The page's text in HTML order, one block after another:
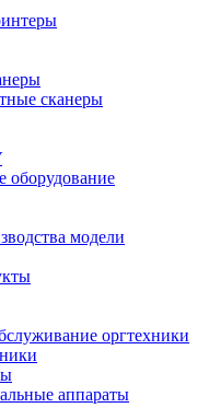
сканеры
оборудование
модели
оргтехники
аппараты